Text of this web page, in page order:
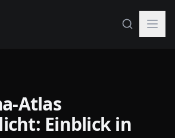
Atlas
Einblick in